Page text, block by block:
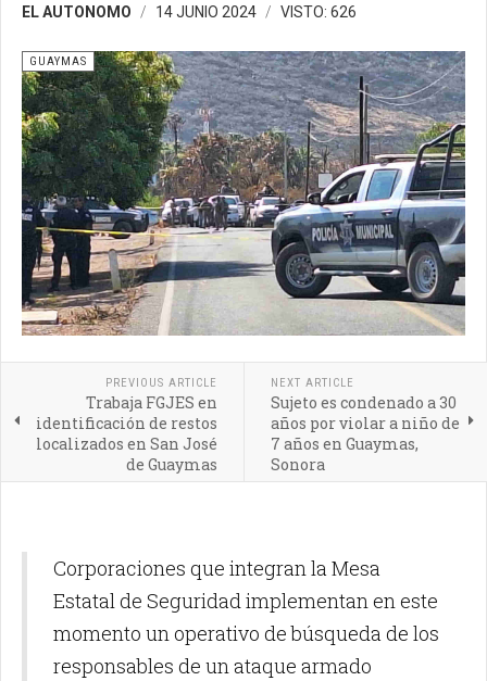
EL AUTONOMO 14 JUNIO 2024 VISTO: 626
GUAYMAS
PREVIOUS ARTICLE
Trabaja FGJES en
identificación de restos
localizados en San José
de Guaymas
NEXT ARTICLE
Sujeto es condenado a 30
años por violar a niño de
7 años en Guaymas,
Sonora
Corporaciones que integran la Mesa
Estatal de Seguridad implementan en este
momento un operativo de búsqueda de los
responsables de un ataque armado